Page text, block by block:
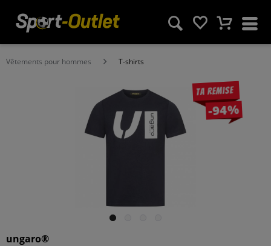
Vêtements pour hommes T-shirts
Ta remise
-94%
ungaro®